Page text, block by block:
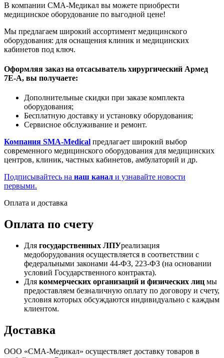
В компании СМА-Медикал вы можете приобрести
медицинское оборудование по выгодной цене!
Мы предлагаем широкий ассортимент медицинского
оборудования: для оснащения клиник и медицинских
кабинетов под ключ.
Оформляя заказ на отсасыватель хирургический Армед
7Е-А, вы получаете:
Дополнительные скидки при заказе комплекта
оборудования;
Бесплатную доставку и установку оборудования;
Сервисное обслуживание и ремонт.
Компания SMA-Medical предлагает широкий выбор
современного медицинского оборудования для медицинских
центров, клиник, частных кабинетов, амбулаторий и др.
Подписывайтесь на наш канал и узнавайте новости
первыми.
Оплата и доставка
Оплата по счету
Для государственных ЛПУреализация
медоборудования осуществляется в соответствии с
федеральными законами 44-ФЗ, 223-ФЗ (на основании
условий Государственного контракта).
Для коммерческих организаций и физических лиц мы
предоставляем безналичную оплату по договору и счету,
условия которых обсуждаются индивидуально с каждым
клиентом.
Доставка
ООО «СМА-Медикал» осуществляет доставку товаров в